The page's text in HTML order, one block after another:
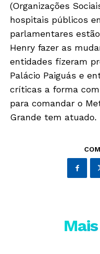
Só
JUNTE-
(Organizações
hospitais públicos
parlamentares
Henry fazer as
entidades fizeram
Palácio Paiguás e
críticas a forma
para comandar o
Grande tem atuado.